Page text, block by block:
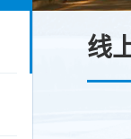
线